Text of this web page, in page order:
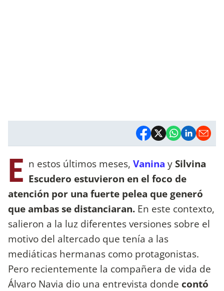
E n estos últimos meses, Vanina ySilvina
Escudero estuvieron en el foco de
atención por una fuerte pelea que generó
que ambas se distanciaran. En este contexto,
salieron a la luz diferentes versiones sobre el
motivo del altercado que tenía a las
mediáticas hermanas como protagonistas.
Pero recientemente la compañera de vida de
Álvaro Navia dio una entrevista donde contó